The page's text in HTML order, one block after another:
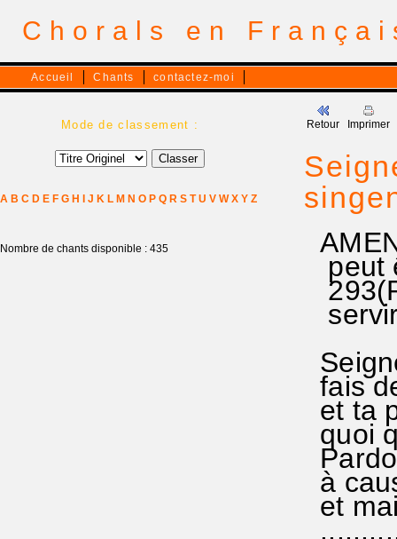
Chorals en
Accueil Chants contactez-moi
Mode de classement :
A B C D E F G H J K L M N O P Q R S T U V W X Y Z
Nombre de chants disponible : 435
Retour Imprimer
peut
fais
et ta
quoi
à
et